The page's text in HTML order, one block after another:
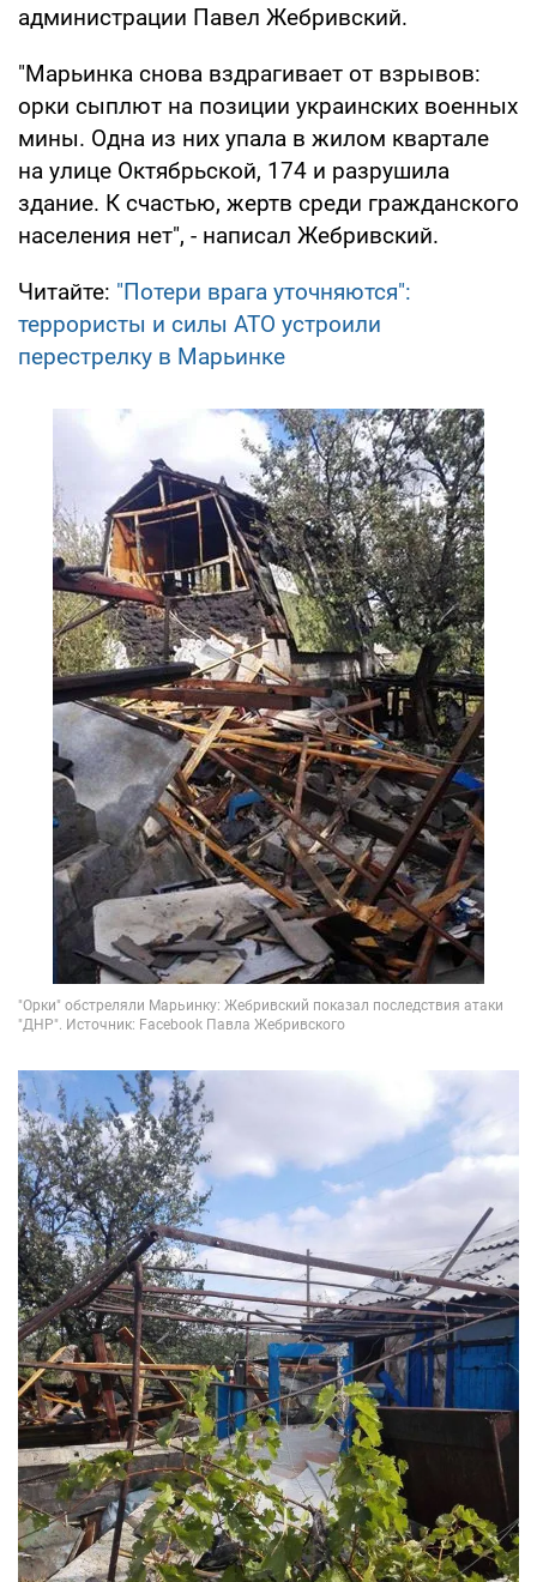
администрации Павел Жебривский.
"Марьинка снова вздрагивает от взрывов:
орки сыплют на позиции украинских военных
мины. Одна из них упала в жилом квартале
на улице Октябрьской, 174 и разрушила
здание. К счастью, жертв среди гражданского
населения нет", - написал Жебривский.
Читайте: "Потери врага уточняются":
террористы и силы АТО устроили
перестрелку в Марьинке